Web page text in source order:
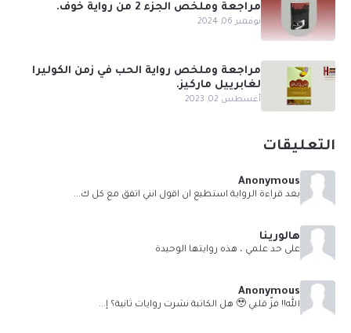
مراجعة وملخص الجزء 2 من رواية خوف.
نوفمبر 06, 2024
مراجعة وملخص رواية الحب في زمن الكوليرا
لغابرييل ماركيز.
أغسطس 02, 2023
التعليقات
Anonymous
بعد قراءة الرواية استطيع ان اقول انني اتفق مع كل ك...
هالورينا
على حد علمي ، هذه روايتها الوحيدة
Anonymous
الله!! فزّ قلبي 🥹 هل الكاتبة نشرت روايات ثانية؟ إ...